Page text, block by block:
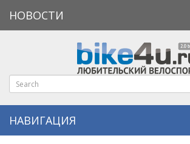
НОВОСТИ
НАВИГАЦИЯ